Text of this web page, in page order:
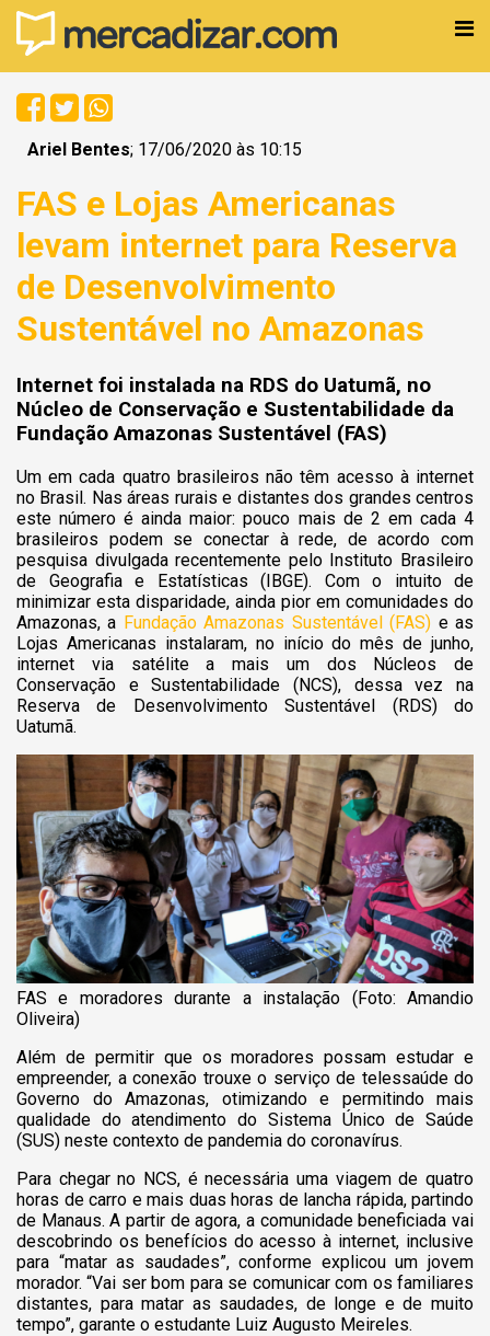
Ariel Bentes; 17/06/2020 às 10:15
FAS e Lojas Americanas
levam internet para Reserva
de Desenvolvimento
Sustentável no Amazonas
Internet foi instalada na RDS do Uatumã, no
Núcleo de Conservação e Sustentabilidade da
Fundação Amazonas Sustentável (FAS)
Um em cada quatro brasileiros não têm acesso à internet
no Brasil. Nas áreas rurais e distantes dos grandes centros
este número é ainda maior: pouco mais de 2 em cada 4
brasileiros podem se conectar à rede, de acordo com
pesquisa divulgada recentemente pelo Instituto Brasileiro
de Geografia e Estatísticas (IBGE). Com o intuito de
minimizar esta disparidade, ainda pior em comunidades do
Amazonas, a Fundação Amazonas Sustentável (FAS) e as
Lojas Americanas instalaram, no início do mês de junho,
internet via satélite a mais um dos Núcleos de
Conservação e Sustentabilidade (NCS), dessa vez na
Reserva de Desenvolvimento Sustentável (RDS) do
Uatumã.
FAS e moradores durante a instalação (Foto: Amandio
Oliveira)
Além de permitir que os moradores possam estudar e
empreender, a conexão trouxe o serviço de telessaúde do
Governo do Amazonas, otimizando e permitindo mais
qualidade do atendimento do Sistema Único de Saúde
(SUS) neste contexto de pandemia do coronavírus.
Para chegar no NCS, é necessária uma viagem de quatro
horas de carro e mais duas horas de lancha rápida, partindo
de Manaus. A partir de agora, a comunidade beneficiada vai
descobrindo os benefícios do acesso à internet, inclusive
para “matar as saudades”, conforme explicou um jovem
morador. “Vai ser bom para se comunicar com os familiares
distantes, para matar as saudades, de longe e de muito
tempo”, garante o estudante Luiz Augusto Meireles.